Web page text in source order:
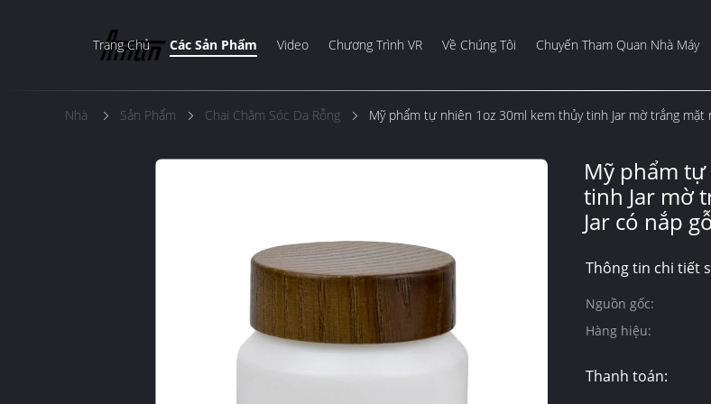
Trang Chủ Các Sản Phẩm Video Chương Trình VR Về Chúng Tôi Chuyến Tham Quan Nhà Máy
Nhà Sản Phẩm Chai Chăm Sóc Da Rỗng Mỹ phẩm tự nhiên 1oz 30ml kem thủy tinh Jar mờ trắng mặt
Mỹ phẩm
tinh Jar mờ
Jar có nắp
Thông tin chi tiết
Nguồn gốc:
Hàng hiệu:
Thanh toán: